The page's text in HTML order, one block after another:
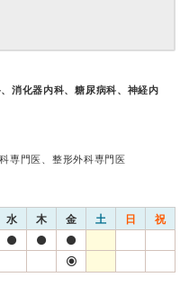
消化器内科、糖尿病科、神経内
専門医、整形外科専門医
水 木 金 土 日 祝